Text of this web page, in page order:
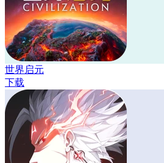
世界启元
下载